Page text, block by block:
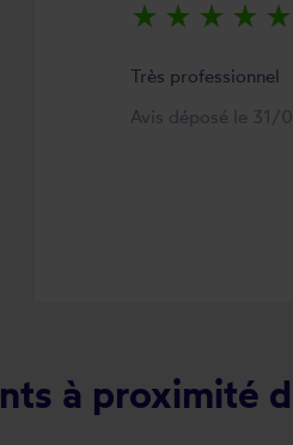
star_rate star_rate star_rate star_rate star_rate
Très professionnel
Avis déposé le 31/
à proximité